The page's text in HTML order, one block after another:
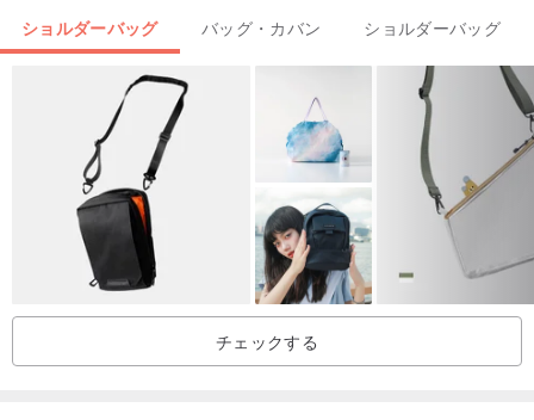
ショルダーバッグ バッグ・カバン ショルダーバッグ
チェックする